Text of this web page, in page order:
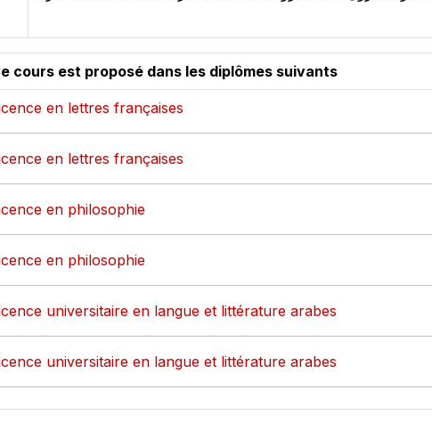
cours est proposé dans les diplômes suivants
en lettres françaises
en lettres françaises
en philosophie
en philosophie
universitaire en langue et littérature arabes
universitaire en langue et littérature arabes